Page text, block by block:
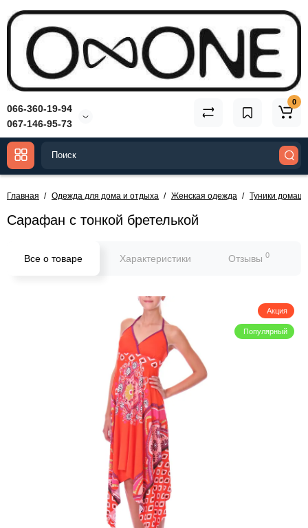
066-360-19-94
067-146-95-73
0
Главная Одежда для дома и отдыха Женская одежда Туники
Сарафан с тонкой бретелькой
Все о товаре Характеристики Отзывы 0
Акция
Популярный